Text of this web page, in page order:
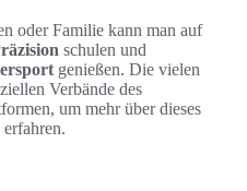
oder Familie kann man auf
schulen und
genießen. Die vielen
Verbände des
um mehr über dieses